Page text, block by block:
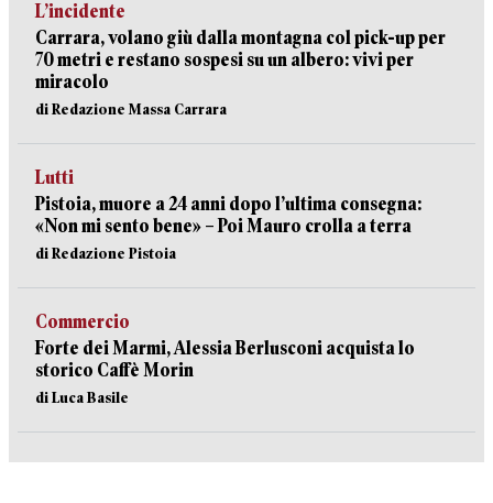
L’incidente
Carrara, volano giù dalla montagna col pick-up per
70 metri e restano sospesi su un albero: vivi per
miracolo
di Redazione Massa Carrara
Lutti
Pistoia, muore a 24 anni dopo l’ultima consegna:
«Non mi sento bene» – Poi Mauro crolla a terra
di Redazione Pistoia
Commercio
Forte dei Marmi, Alessia Berlusconi acquista lo
storico Caffè Morin
di Luca Basile